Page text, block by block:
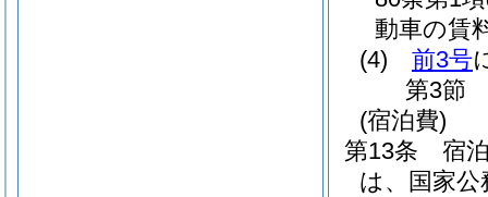
動車の賃
(4)
前3号
第3節
(宿泊費)
第13条
宿
は、国家